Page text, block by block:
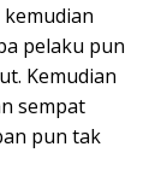
pelaku pun
Kemudian
sempat
pun tak